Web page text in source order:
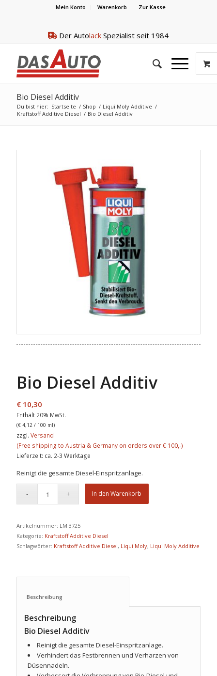
Mein Konto Warenkorb Zur Kasse
Der Autolack Spezialist seit 1984
Bio Diesel Additiv
Du bist hier: Startseite / Shop / Liqui Moly Additive /
Kraftstoff Additive Diesel / Bio Diesel Additiv
Bio Diesel Additiv
€10,30
Enthält 20% MwSt.
(€4,12 / 100 ml)
zzgl. Versand
Lieferzeit: ca. 2-3 Werktage
Reinigt die gesamte Diesel-Einspritzanlage.
In den Warenkorb
Artikelnummer: LM 3725
Kategorie: Kraftstoff Additive Diesel
Schlagwörter: Kraftstoff Additive Diesel, Liqui Moly, Liqui Moly Additive
Beschreibung
Bio Diesel Additiv
Reinigt die gesamte Diesel-Einspritzanlage.
Verhindert das Festbrennen und Verharzen von
Düsennadeln.